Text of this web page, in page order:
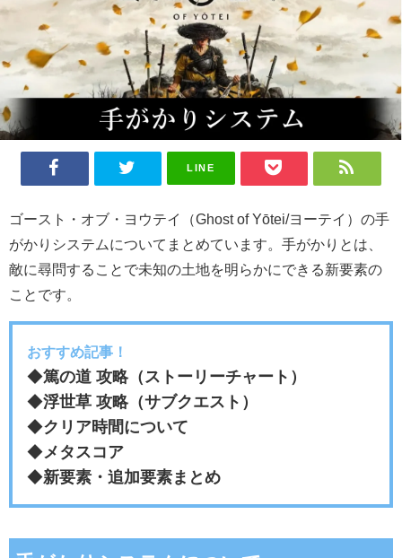
LINE
ゴースト・オブ・ヨウテイ（Ghost of Yōtei/ヨーテイ）の手
がかりシステムについてまとめています。手がかりとは、
敵に尋問することで未知の土地を明らかにできる新要素の
ことです。
おすすめ記事！
◆篤の道 攻略（ストーリーチャート）
◆浮世草 攻略（サブクエスト）
◆クリア時間について
◆メタスコア
◆新要素・追加要素まとめ